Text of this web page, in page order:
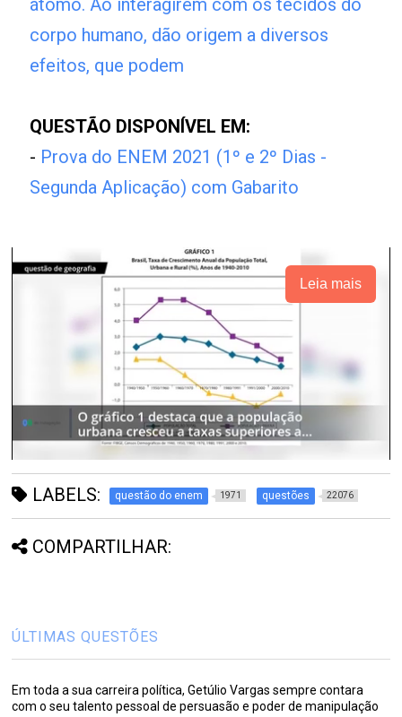
átomo. Ao interagirem com os tecidos do
corpo humano, dão origem a diversos
efeitos, que podem
QUESTÃO DISPONÍVEL EM:
- Prova do ENEM 2021 (1º e 2º Dias -
Segunda Aplicação) com Gabarito
Leia mais
LABELS: questão do enem 1971 questões 22076
COMPARTILHAR:
ÚLTIMAS QUESTÕES
Em toda a sua carreira política, Getúlio Vargas sempre contara
com o seu talento pessoal de persuasão e poder de manipulação